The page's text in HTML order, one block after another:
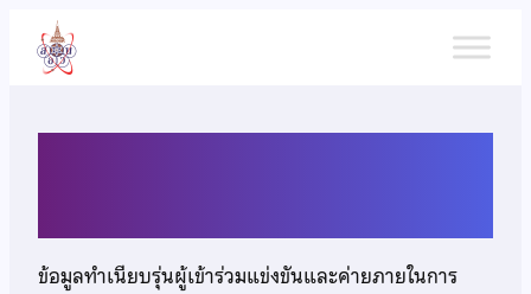
เนื้อหา
ข้อมูลทำเนียบรุ่นผู้เข้าร่วมแข่งขันและค่ายภายในการ